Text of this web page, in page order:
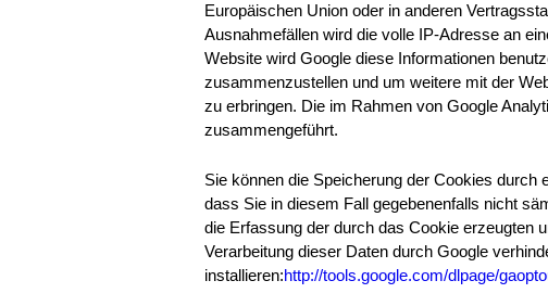
Europäischen Union oder in anderen
Ausnahmefällen wird die volle IP-Adresse an
Website wird Google diese Informationen
zusammenzustellen und um weitere mit der
zu erbringen. Die im Rahmen von Google
zusammengeführt.
Sie können die Speicherung der Cookies durch
dass Sie in diesem Fall gegebenenfalls nicht
die Erfassung der durch das Cookie erzeugten
Verarbeitung dieser Daten durch Google
installieren:http://tools.google.com/dlpage/